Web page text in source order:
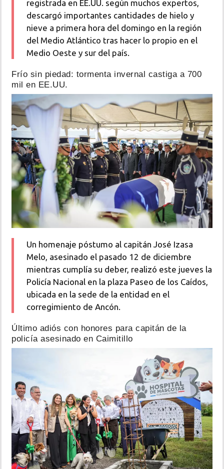
registrada en EE.UU. según muchos expertos,
descargó importantes cantidades de hielo y
nieve a primera hora del domingo en la región
del Medio Atlántico tras hacer lo propio en el
Medio Oeste y sur del país.
Frío sin piedad: tormenta invernal castiga a 700
mil en EE.UU.
Un homenaje póstumo al capitán José Izasa
Melo, asesinado el pasado 12 de diciembre
mientras cumplía su deber, realizó este jueves la
Policía Nacional en la plaza Paseo de los Caídos,
ubicada en la sede de la entidad en el
corregimiento de Ancón.
Último adiós con honores para capitán de la
policía asesinado en Caimitillo